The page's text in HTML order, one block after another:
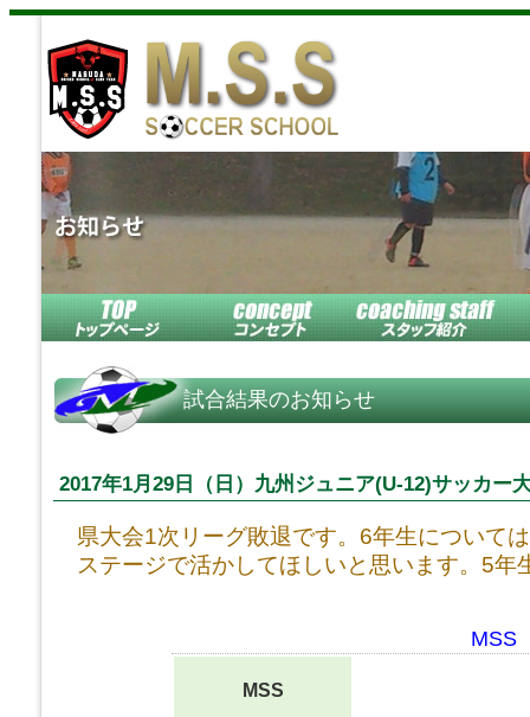
試合結果のお知らせ
2017年1月29日（日）九州ジュニア(U-12)サッカー
県大会1次リーグ敗退です。6年生について
ステージで活かしてほしいと思います。5
MSS
MSS